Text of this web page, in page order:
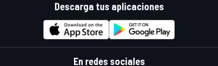
Descarga tus aplicaciones
En redes sociales